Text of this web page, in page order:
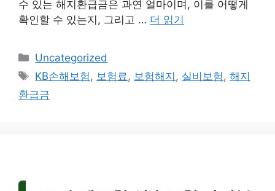
수 있는 해지환급금은 과연 얼마이며, 이를 어떻게
확인할 수 있는지, 그리고 … 더 읽기
카
테
리
Uncategorized
태
그
KB손해보험, 보험료, 보험해지 , 실비보험,해지
환급금